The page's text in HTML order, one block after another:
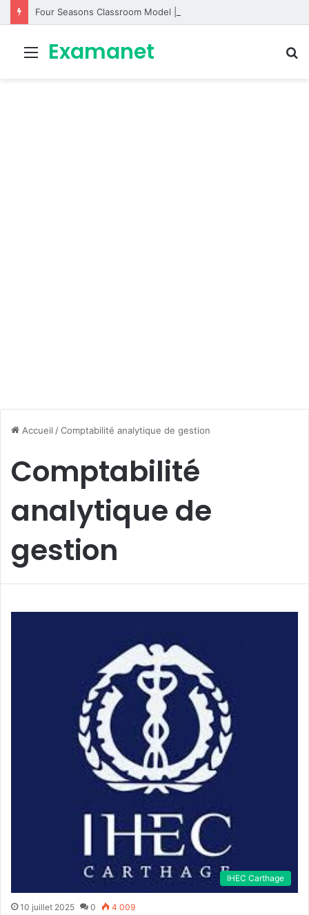
Menu
Examanet
Accueil /Comptabilité analytique de gestion
Comptabilité
analytique de
gestion
IHEC Carthage
10 juillet 2025 0 4 009